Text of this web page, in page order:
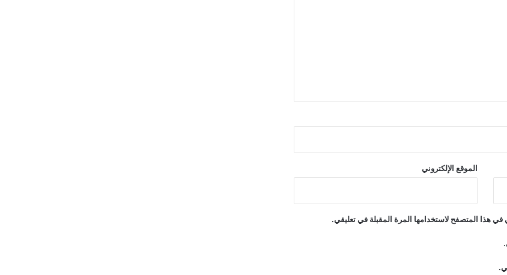
الموقع الإلكتروني
في هذا المتصفح لاستخدامها المرة المقبلة في تعليقي.